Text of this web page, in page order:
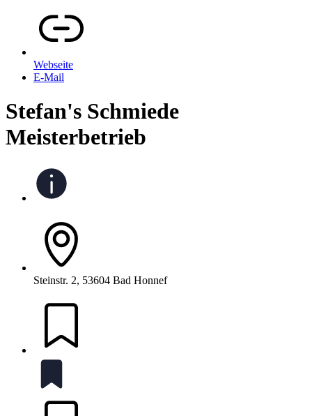
Webseite
E-Mail
Stefan's Schmiede
Meisterbetrieb
Steinstr. 2, 53604 Bad Honnef